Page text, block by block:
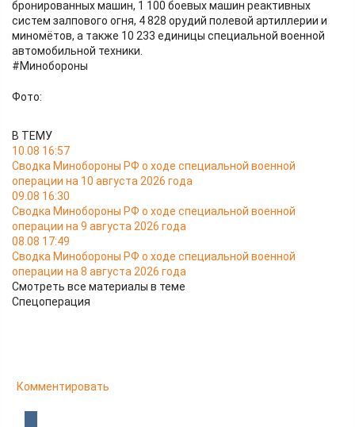
бронированных машин, 1 100 боевых машин реактивных
систем залпового огня, 4 828 орудий полевой артиллерии и
миномётов, а также 10 233 единицы специальной военной
автомобильной техники.
#Минобороны
Фото:
В ТЕМУ
10.08 16:57
Сводка Минобороны РФ о ходе специальной военной
операции на 10 августа 2026 года
09.08 16:30
Сводка Минобороны РФ о ходе специальной военной
операции на 9 августа 2026 года
08.08 17:49
Сводка Минобороны РФ о ходе специальной военной
операции на 8 августа 2026 года
Смотреть все материалы в теме
Спецоперация
Комментировать